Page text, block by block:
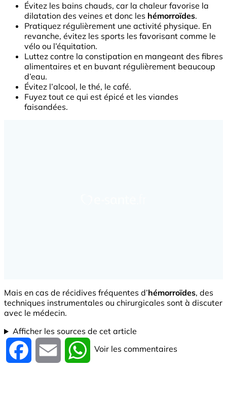
Évitez les bains chauds, car la chaleur favorise la
dilatation des veines et donc les hémorroïdes.
Pratiquez régulièrement une activité physique. En
revanche, évitez les sports les favorisant comme le
vélo ou l’équitation.
Luttez contre la constipation en mangeant des fibres
alimentaires et en buvant régulièrement beaucoup
d’eau.
Évitez l’alcool, le thé, le café.
Fuyez tout ce qui est épicé et les viandes
faisandées.
Mais en cas de récidives fréquentes d’hémorroïdes, des
techniques instrumentales ou chirurgicales sont à discuter
avec le médecin.
Afficher les sources de cet article
Facebook Email WhatsApp
Voir les commentaires